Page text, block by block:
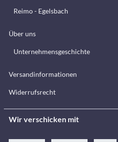
Reimo - Egelsbach
Über uns
Unternehmensgeschichte
Versandinformationen
Widerrufsrecht
Wir verschicken mit